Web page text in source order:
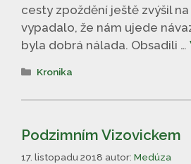
cesty zpoždění ještě zvýšil
vypadalo, že nám ujede
byla dobrá nálada. Obsadili …
Rubriky
Kronika
Podzimním Vizovickem
17. listopadu 2018 autor: Medúza